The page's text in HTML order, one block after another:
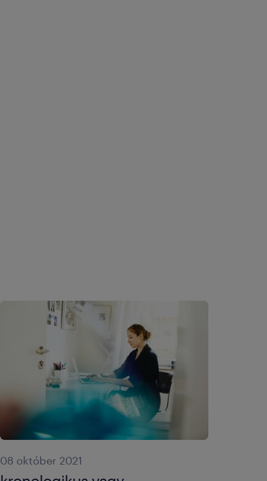
08 október 2021